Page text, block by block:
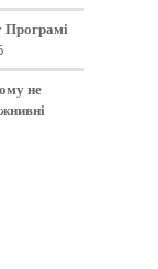
Програмі
не